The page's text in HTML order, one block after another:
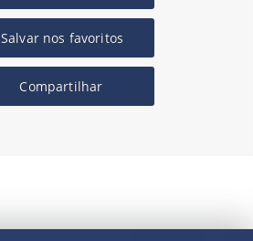
Salvar nos favoritos
Compartilhar